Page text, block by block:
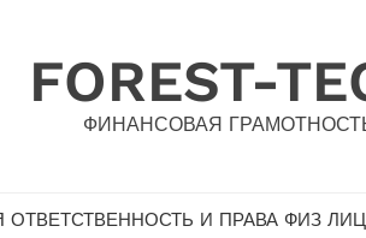
FOREST-
ФИНАНСОВАЯ
ОТВЕТСТВЕННОСТЬ И ПРАВА ФИЗ ЛИЦ